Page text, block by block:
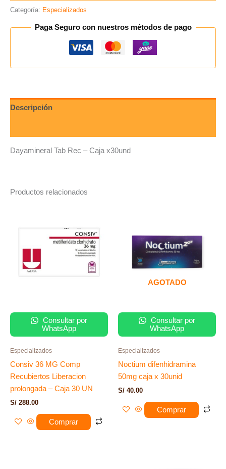
Categoría: Especializados
Paga Seguro con nuestros métodos de pago
Descripción
Dayamineral Tab Rec – Caja x30und
Productos relacionados
Consultar por
WhatsApp
Especializados
Consiv 36 MG Comp
Recubiertos Liberacion
prolongada – Caja 30 UN
S/ 288.00
Comprar
AGOTADO
Consultar por
WhatsApp
Especializados
Noctium difenhidramina
50mg caja x 30unid
S/ 40.00
Comprar